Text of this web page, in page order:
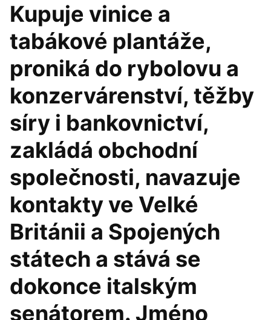
Kupuje vinice a
tabákové plantáže,
proniká do rybolovu a
konzervárenství, těžby
síry i bankovnictví,
zakládá obchodní
společnosti, navazuje
kontakty ve Velké
Británii a Spojených
státech a stává se
dokonce italským
senátorem. Jméno